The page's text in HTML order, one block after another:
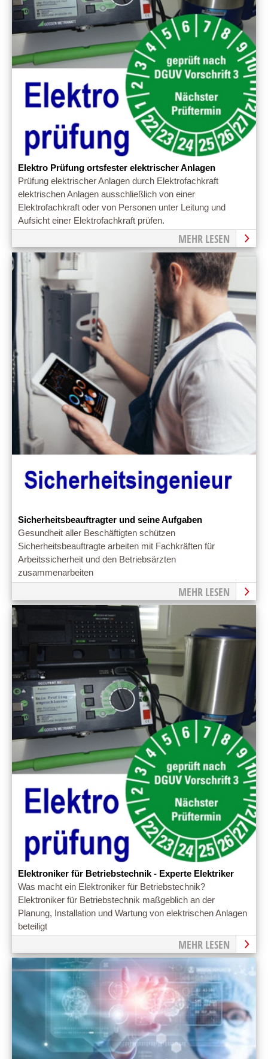
Elektro Prüfung ortsfester elektrischer Anlagen
Prüfung elektrischer Anlagen durch Elektrofachkraft
elektrischen Anlagen ausschließlich von einer
Elektrofachkraft oder von Personen unter Leitung und
Aufsicht einer Elektrofachkraft prüfen.
MEHR LESEN
Sicherheitsbeauftragter und seine Aufgaben
Gesundheit aller Beschäftigten schützen
Sicherheitsbeauftragte arbeiten mit Fachkräften für
Arbeitssicherheit und den Betriebsärzten
zusammenarbeiten
MEHR LESEN
Elektroniker für Betriebstechnik - Experte Elektriker
Was macht ein Elektroniker für Betriebstechnik?
Elektroniker für Betriebstechnik maßgeblich an der
Planung, Installation und Wartung von elektrischen Anlagen
beteiligt
MEHR LESEN